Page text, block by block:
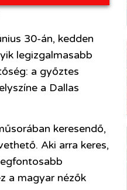
30-án, kedden
legizgalmasabb
a győztes
a Dallas
keresendő,
Aki arra keres,
a magyar nézők